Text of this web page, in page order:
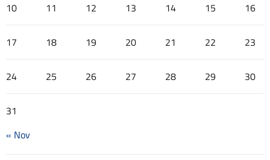
10 11 12 13 14 15 16
17 18 19 20 21 22 23
24 25 26 27 28 29 30
31
« Nov